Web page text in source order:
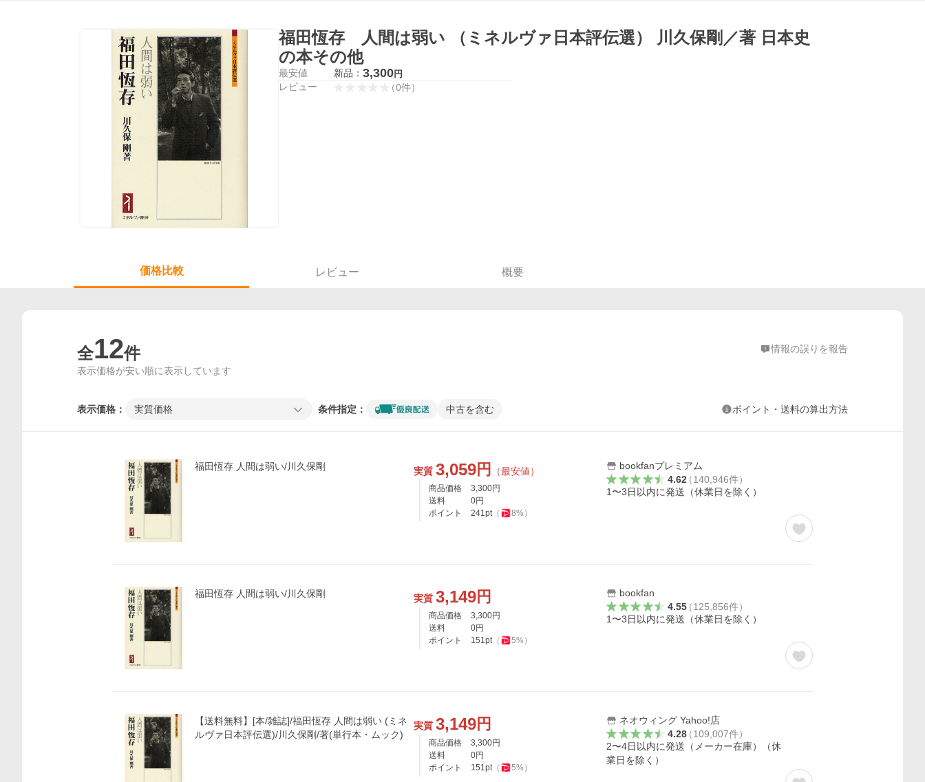
福田恆存 人間は弱い （ミネルヴァ日本評伝選） 川久保剛／著 日本史
の本その他
最安値 新品： 3,300円
レビュー （0件）
価格比較 レビュー 概要
全12件 情報の誤りを報告
表示価格が安い順に表示しています
表示価格： 実質価格 条件指定： 中古を含む ポイント・送料の算出方法
福田恆存 人間は弱い/川久保剛 実質 3,059円 （最安値）
商品価格 3,300円
送料
0円
ポイント
241pt（ 8%）
bookfanプレミアム
4.62（140,946件）
1〜3日以内に発送（休業日を除く）
福田恆存 人間は弱い/川久保剛 実質 3,149円
商品価格 3,300円
送料
0円
ポイント
151pt（ 5%）
bookfan
4.55（125,856件）
1〜3日以内に発送（休業日を除く）
【送料無料】[本/雑誌]/福田恆存 人間は弱い (ミネ
ルヴァ日本評伝選)/川久保剛/著(単行本・ムック)
実質 3,149円
商品価格 3,300円
送料
0円
ポイント
151pt（ 5%）
ネオウィング Yahoo!店
4.28（109,007件）
2〜4日以内に発送（メーカー在庫）（休
業日を除く）